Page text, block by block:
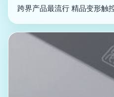
跨界产品最流行 精品变形触